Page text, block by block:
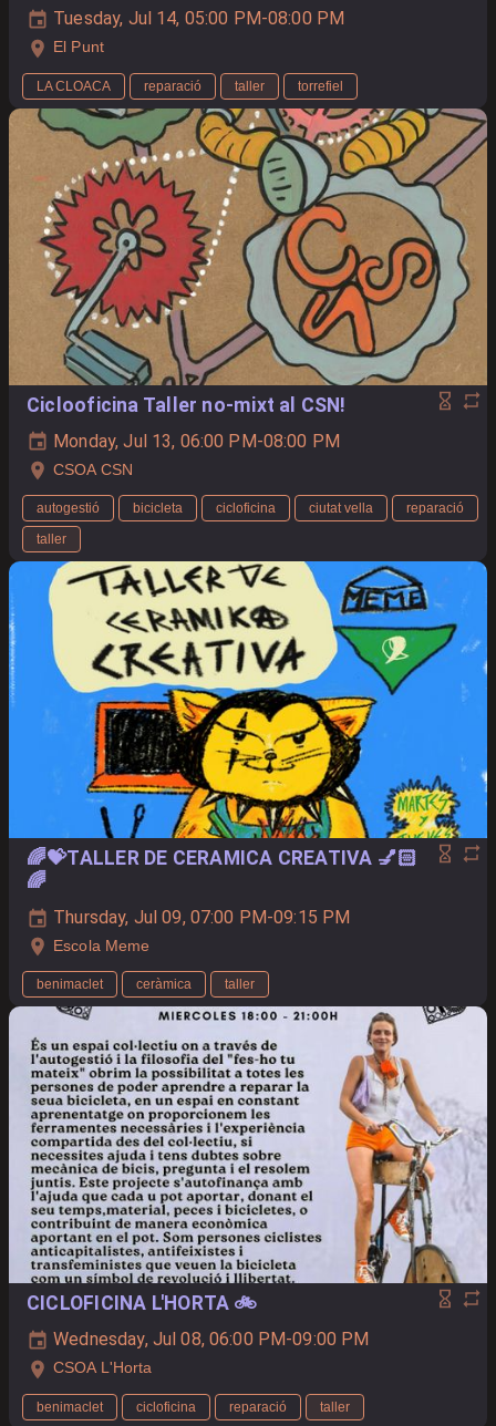
Tuesday, Jul 14, 05:00 PM-08:00 PM
El Punt
LA CLOACA reparació taller torrefiel
Ciclooficina Taller no-mixt al CSN!
Monday, Jul 13, 06:00 PM-08:00 PM
CSOA CSN
autogestió bicicleta cicloficina ciutat vella
reparació
taller
🌈💝TALLER DE CERAMICA CREATIVA 💅🏻
🌈
Thursday, Jul 09, 07:00 PM-09:15 PM
Escola Meme
benimaclet ceràmica taller
CICLOFICINA L'HORTA 🚲
Wednesday, Jul 08, 06:00 PM-09:00 PM
CSOA L'Horta
benimaclet cicloficina reparació taller